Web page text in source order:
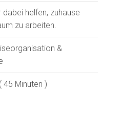
helfen, zuhause
zu arbeiten.
&
45 Minuten )